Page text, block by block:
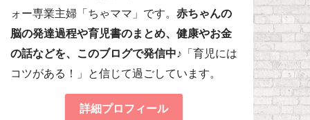
ォー専業主婦「ちゃママ」です。赤ちゃんの
脳の発達過程や育児書のまとめ、健康やお金
の話などを、このブログで発信中♪ 「育児には
コツがある！」と信じて過ごしています。
詳細プロフィール